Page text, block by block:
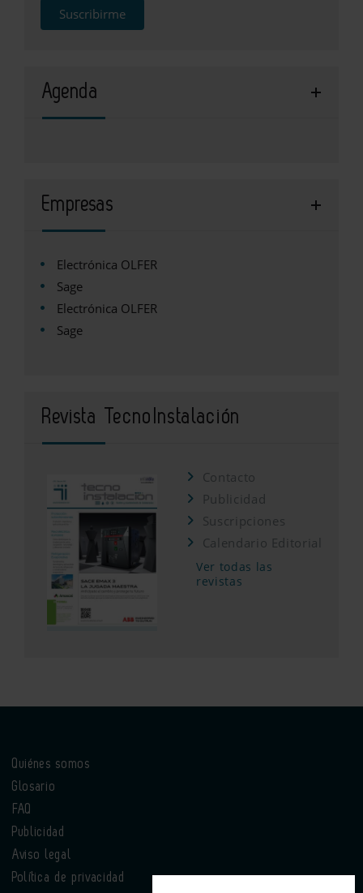
Suscribirme
Agenda
Empresas
Electrónica OLFER
Sage
Electrónica OLFER
Sage
Revista TecnoInstalación
Contacto
Publicidad
Suscripciones
Calendario Editorial
Ver todas las
revistas
Quiénes somos
Glosario
FAQ
Publicidad
Aviso legal
Política de privacidad